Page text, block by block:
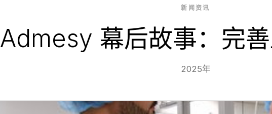
新闻资讯
Admesy 幕后故事：完
2025年